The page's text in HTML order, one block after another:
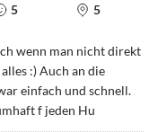
5 5
wenn man nicht direkt
:) Auch an die
einfach und schnell.
f jeden Hu